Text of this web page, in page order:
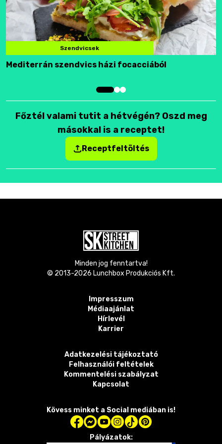
Szendvicsek
Mediterrán szendvics házi focacciából
Főztél valami tutit a hétvégén? Oszd meg
másokkal is a receptet!
Receptfeltöltés
Minden jog fenntartva!
© 2013-2026 Lunchbox Produkciós Kft.
Impresszum
Médiaajánlat
Hírlevél
Karrier
Adatkezelési tájékoztató
Felhasználói feltételek
Kommentelési szabályzat
Kapcsolat
Kövess minket a Social mediában is!
Pályázatok: